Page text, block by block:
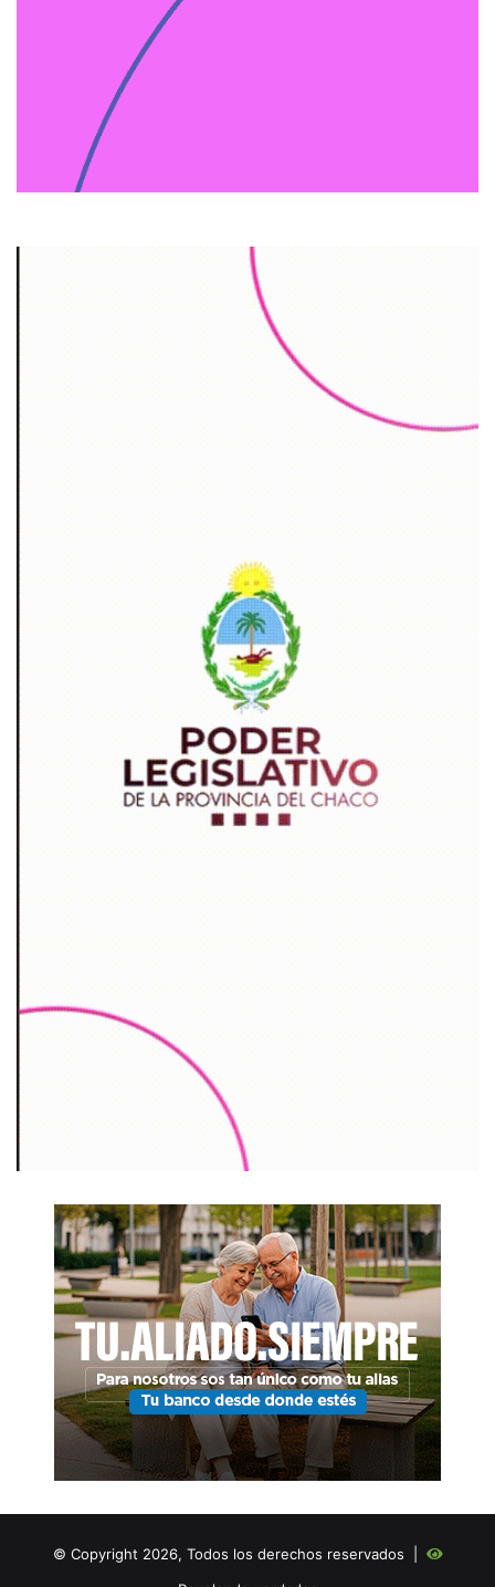
© Copyright 2026, Todos los derechos reservados |